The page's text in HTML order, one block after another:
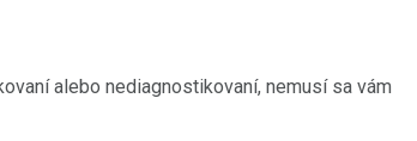
alebo nediagnostikovaní, nemusí sa vám